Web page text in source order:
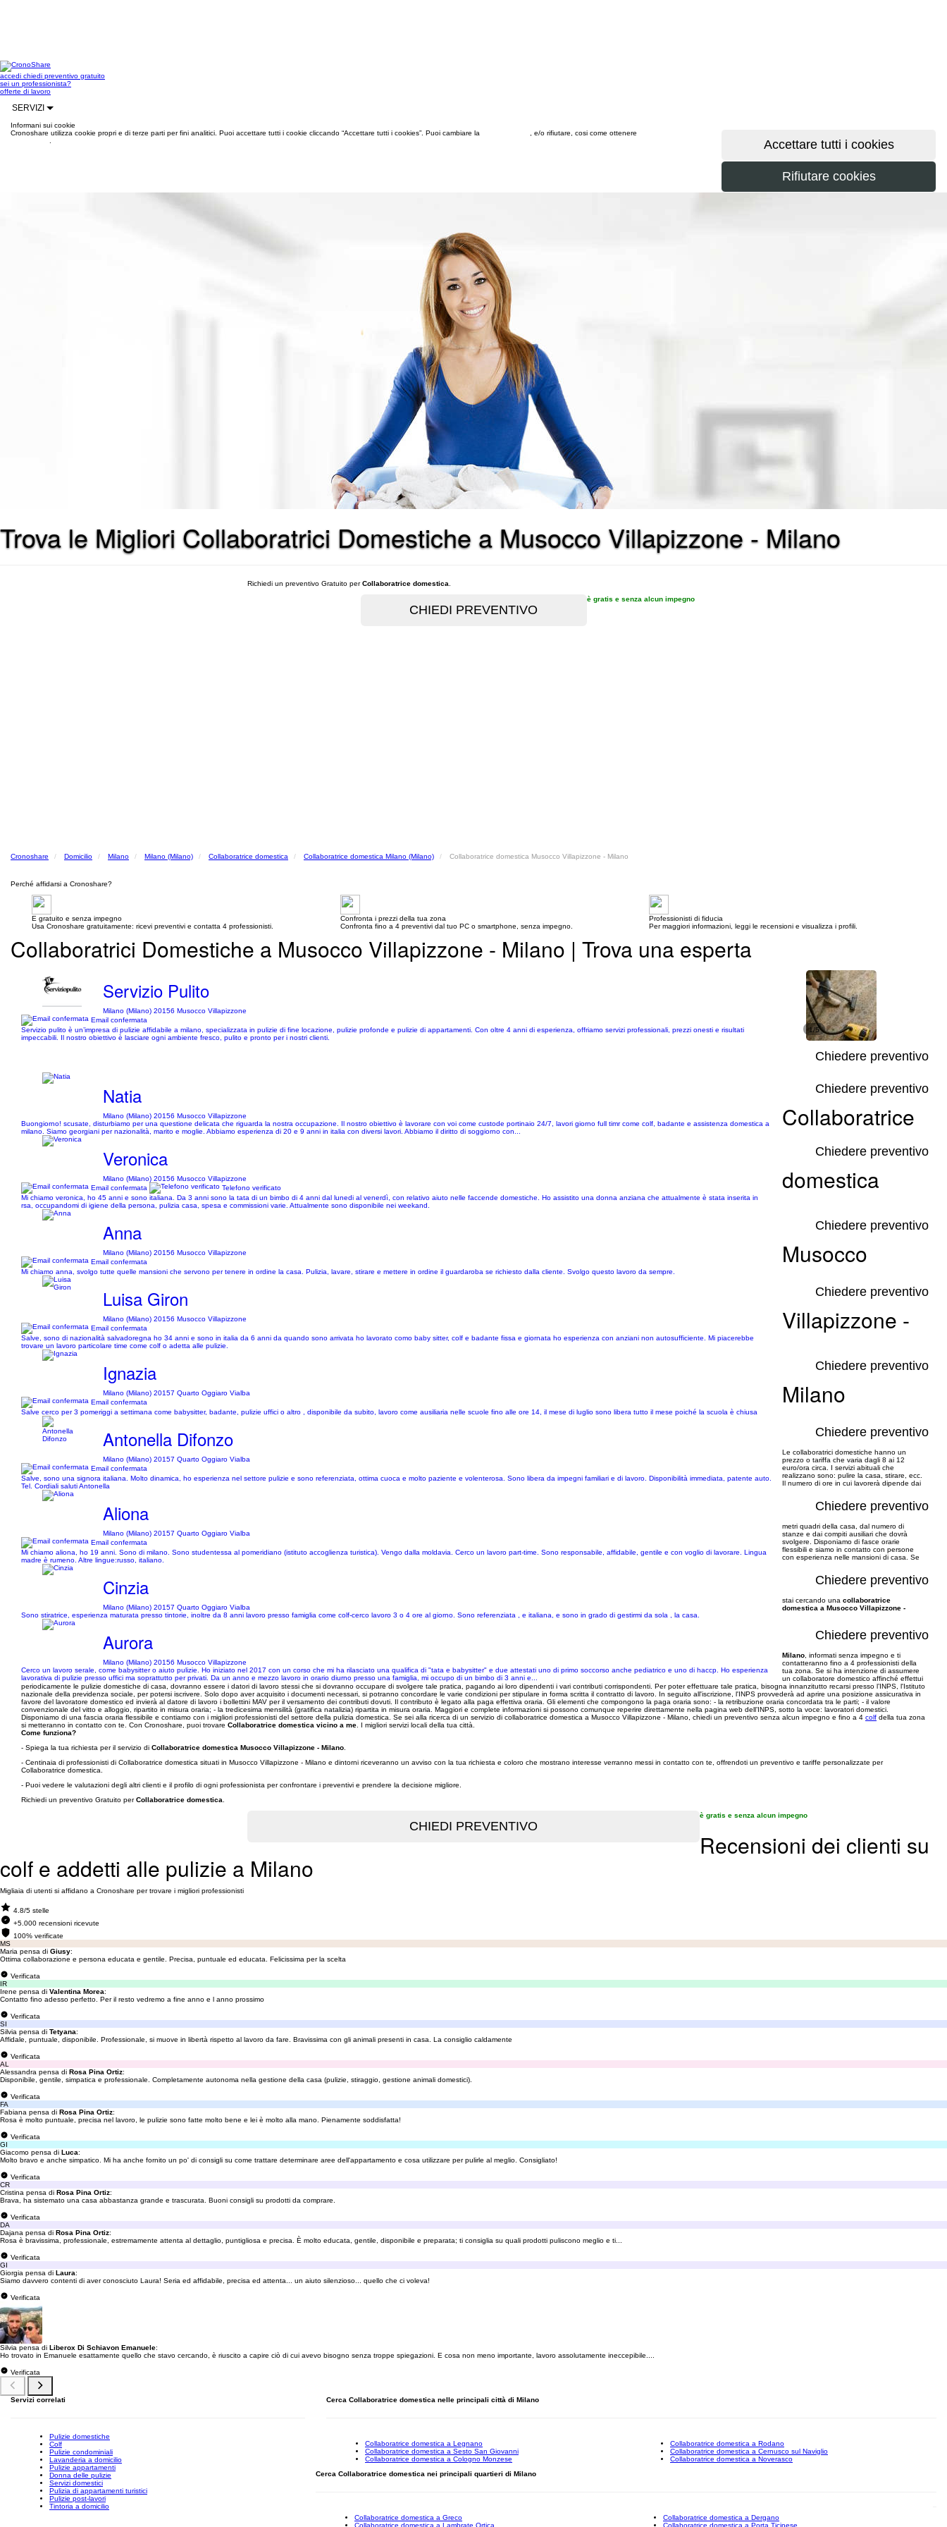
accedi chiedi preventivo gratuito
sei un professionista?
offerte di lavoro
SERVIZI
Informani sui cookie
Cronoshare utilizza cookie propri e di terze parti per fini analitici. Puoi accettare tutti i cookie cliccando “Accettare tutti i cookies”. Puoi cambiare la
, e/o rifiutare, cosi come ottenere
Trova le Migliori Collaboratrici Domestiche a Musocco Villapizzone - Milano
Richiedi un preventivo Gratuito perCollaboratrice domestica
è gratis e senza alcun impegno
Cronoshare Domicilio Milano Milano (Milano) Collaboratrice domestica Collaboratrice domestica Milano (Milano) Collaboratrice domestica Musocco Villapizzone - Milano
Perché affidarsi a Cronoshare?
E gratuito e senza impegno
Usa Cronoshare gratuitamente: ricevi preventivi e contatta 4 professionisti.
Confronta i prezzi della tua zona
Confronta fino a 4 preventivi dal tuo PC o smartphone, senza impegno.
Professionisti di fiducia
Per maggiori informazioni, leggi le recensioni e visualizza i profili.
Collaboratrici Domestiche a Musocco Villapizzone - Milano | Trova una esperta
Servizio Pulito
Milano (Milano) 20156 Musocco Villapizzone
Email confermata
Servizio pulito è un’impresa di pulizie affidabile a milano, specializzata in pulizie di fine locazione, pulizie profonde e pulizie di appartamenti. Con oltre 4 anni di esperienza, offriamo servizi professionali, prezzi onesti e risultati
impeccabili. Il nostro obiettivo è lasciare ogni ambiente fresco, pulito e pronto per i nostri clienti.
1/5
Chiedere preventivo
Natia
Milano (Milano) 20156 Musocco Villapizzone
Buongiorno! scusate, disturbiamo per una questione delicata che riguarda la nostra occupazione. Il nostro obiettivo è lavorare con voi come custode portinaio 24/7, lavori giorno full timr come colf, badante e assistenza domestica a
milano. Siamo georgiani per nazionalità, marito e moglie. Abbiamo esperienza di 20 e 9 anni in italia con diversi lavori. Abbiamo il diritto di soggiorno con...
Chiedere preventivo
Veronica
Milano (Milano) 20156 Musocco Villapizzone
Email confermata
Telefono verificato
Mi chiamo veronica, ho 45 anni e sono italiana. Da 3 anni sono la tata di un bimbo di 4 anni dal lunedi al venerdì, con relativo aiuto nelle faccende domestiche. Ho assistito una donna anziana che attualmente è stata inserita in
rsa, occupandomi di igiene della persona, pulizia casa, spesa e commissioni varie. Attualmente sono disponibile nei weekand.
Chiedere preventivo
Anna
Milano (Milano) 20156 Musocco Villapizzone
Email confermata
Mi chiamo anna, svolgo tutte quelle mansioni che servono per tenere in ordine la casa. Pulizia, lavare, stirare e mettere in ordine il guardaroba se richiesto dalla cliente. Svolgo questo lavoro da sempre.
Chiedere preventivo
Luisa Giron
Milano (Milano) 20156 Musocco Villapizzone
Email confermata
Salve, sono di nazionalità salvadoregna ho 34 anni e sono in italia da 6 anni da quando sono arrivata ho lavorato como baby sitter, colf e badante fissa e giornata ho esperienza con anziani non autosufficiente. Mi piacerebbe
trovare un lavoro particolare time come colf o adetta alle pulizie.
Chiedere preventivo
Ignazia
Milano (Milano) 20157 Quarto Oggiaro Vialba
Email confermata
Salve cerco per 3 pomeriggi a settimana come babysitter, badante, pulizie uffici o altro , disponibile da subito, lavoro come ausiliaria nelle scuole fino alle ore 14, il mese di luglio sono libera tutto il mese poiché la scuola è chiusa
Chiedere preventivo
Antonella Difonzo
Milano (Milano) 20157 Quarto Oggiaro Vialba
Email confermata
Salve, sono una signora italiana. Molto dinamica, ho esperienza nel settore pulizie e sono referenziata, ottima cuoca e molto paziente e volenterosa. Sono libera da impegni familiari e di lavoro. Disponibilità immediata, patente auto.
Tel. Cordiali saluti Antonella
Chiedere preventivo
Aliona
Milano (Milano) 20157 Quarto Oggiaro Vialba
Email confermata
Mi chiamo aliona, ho 19 anni. Sono di milano. Sono studentessa al pomeridiano (istituto accoglienza turistica). Vengo dalla moldavia. Cerco un lavoro part-time. Sono responsabile, affidabile, gentile e con voglio di lavorare. Lingua
madre è rumeno. Altre lingue:russo, italiano.
Chiedere preventivo
Cinzia
Milano (Milano) 20157 Quarto Oggiaro Vialba
Sono stiratrice, esperienza maturata presso tintorie, inoltre da 8 anni lavoro presso famiglia come colf-cerco lavoro 3 o 4 ore al giorno. Sono referenziata , e italiana, e sono in grado di gestirmi da sola , la casa.
Chiedere preventivo
Aurora
Milano (Milano) 20156 Musocco Villapizzone
Cerco un lavoro serale, come babysitter o aiuto pulizie. Ho iniziato nel 2017 con un corso che mi ha rilasciato una qualifica di "tata e babysitter" e due attestati uno di primo soccorso anche pediatrico e uno di haccp. Ho esperienza
lavorativa di pulizie presso uffici ma soprattutto per privati. Da un anno e mezzo lavoro in orario diurno presso una famiglia, mi occupo di un bimbo di 3 anni e...
Chiedere preventivo
Collaboratrice
domestica
Musocco
Villapizzone -
Milano
Le collaboratrici domestiche hanno un
prezzo o tariffa che varia dagli 8 ai 12
euro/ora circa. I servizi abituali che
realizzano sono: pulire la casa, stirare, ecc.
Il numero di ore in cui lavorerà dipende dai
metri quadri della casa, dal numero di
stanze e dai compiti ausiliari che dovrà
svolgere. Disponiamo di fasce orarie
flessibili e siamo in contatto con persone
con esperienza nelle mansioni di casa. Se
stai cercando una collaboratrice
domestica a Musocco Villapizzone -
Milano , informati senza impegno e ti
contatteranno fino a 4 professionisti della
tua zona. Se si ha intenzione di assumere
un collaboratore domestico affinché effettui
periodicamente le pulizie domestiche di casa, dovranno essere i datori di lavoro stessi che si dovranno occupare di svolgere tale pratica, pagando ai loro dipendenti i vari contributi corrispondenti. Per poter effettuare tale pratica, bisogna innanzitutto recarsi presso l’INPS, l'Istituto
nazionale della previdenza sociale, per potersi iscrivere. Solo dopo aver acquisito i documenti necessari, si potranno concordare le varie condizioni per stipulare in forma scritta il contratto di lavoro. In seguito all'iscrizione, l'INPS provvederà ad aprire una posizione assicurativa in
favore del lavoratore domestico ed invierà al datore di lavoro i bollettini MAV per il versamento dei contributi dovuti. Il contributo è legato alla paga effettiva oraria. Gli elementi che compongono la paga oraria sono: - la retribuzione oraria concordata tra le parti; - il valore
convenzionale del vitto e alloggio, ripartito in misura oraria; - la tredicesima mensilità (gratifica natalizia) ripartita in misura oraria. Maggiori e complete informazioni si possono comunque reperire direttamente nella pagina web dell’INPS, sotto la voce: lavoratori domestici.
Disponiamo di una fascia oraria flessibile e contiamo con i migliori professionisti del settore della pulizia domestica. Se sei alla ricerca di un servizio di collaboratrice domestica a Musocco Villapizzone - Milano, chiedi un preventivo senza alcun impegno e fino a 4 colf della tua zona
si metteranno in contatto con te. Con Cronoshare, puoi trovare Collaboratrice domestica vicino a me . I migliori servizi locali della tua città.
Come funziona?
- Spiega la tua richiesta per il servizio di Collaboratrice domestica Musocco Villapizzone - Milano
- Centinaia di professionisti di Collaboratrice domestica situati in Musocco Villapizzone - Milano e dintorni riceveranno un avviso con la tua richiesta e coloro che mostrano interesse verranno messi in contatto con te, offrendoti un preventivo e tariffe personalizzate per
Collaboratrice domestica.
- Puoi vedere le valutazioni degli altri clienti e il profilo di ogni professionista per confrontare i preventivi e prendere la decisione migliore.
Richiedi un preventivo Gratuito perCollaboratrice domestica
è gratis e senza alcun impegno
Recensioni dei clienti su
colf e addetti alle pulizie a Milano
Migliaia di utenti si affidano a Cronoshare per trovare i migliori professionisti
4.8/5 stelle
+5.000 recensioni ricevute
100% verificate
MS
Maria pensa di Giusy:
Ottima collaborazione e persona educata e gentile. Precisa, puntuale ed educata. Felicissima per la scelta
Verificata
IR
Irene pensa di Valentina Morea:
Contatto fino adesso perfetto. Per il resto vedremo a fine anno e l anno prossimo
Verificata
SI
Silvia pensa di Tetyana:
Affidale, puntuale, disponibile. Professionale, si muove in libertà rispetto al lavoro da fare. Bravissima con gli animali presenti in casa. La consiglio caldamente
Verificata
AL
Alessandra pensa di Rosa Pina Ortiz:
Disponibile, gentile, simpatica e professionale. Completamente autonoma nella gestione della casa (pulizie, stiraggio, gestione animali domestici).
Verificata
FA
Fabiana pensa di Rosa Pina Ortiz:
Rosa è molto puntuale, precisa nel lavoro, le pulizie sono fatte molto bene e lei è molto alla mano. Pienamente soddisfatta!
Verificata
GI
Giacomo pensa di Luca:
Molto bravo e anche simpatico. Mi ha anche fornito un po' di consigli su come trattare determinare aree dell'appartamento e cosa utilizzare per pulirle al meglio. Consigliato!
Verificata
CR
Cristina pensa di Rosa Pina Ortiz:
Brava, ha sistemato una casa abbastanza grande e trascurata. Buoni consigli su prodotti da comprare.
Verificata
DA
Dajana pensa di Rosa Pina Ortiz:
Rosa è bravissima, professionale, estremamente attenta al dettaglio, puntigliosa e precisa. È molto educata, gentile, disponibile e preparata; ti consiglia su quali prodotti puliscono meglio e ti...
Verificata
GI
Giorgia pensa di Laura:
Siamo davvero contenti di aver conosciuto Laura! Seria ed affidabile, precisa ed attenta... un aiuto silenzioso... quello che ci voleva!
Verificata
Silvia pensa di Liberox Di Schiavon Emanuele:
Ho trovato in Emanuele esattamente quello che stavo cercando, è riuscito a capire ciò di cui avevo bisogno senza troppe spiegazioni. E cosa non meno importante, lavoro assolutamente ineccepibile....
Verificata
Servizi correlati
Pulizie domestiche
Colf
Pulizie condominiali
Lavanderia a domicilio
Pulizie appartamenti
Donna delle pulizie
Servizi domestici
Pulizia di appartamenti turistici
Pulizie post-lavori
Tintoria a domicilio
Cerca Collaboratrice domestica nelle principali città di Milano
Collaboratrice domestica a Legnano
Collaboratrice domestica a Sesto San Giovanni
Collaboratrice domestica a Cologno Monzese
Collaboratrice domestica a Rodano
Collaboratrice domestica a Cernusco sul Naviglio
Collaboratrice domestica a Noverasco
Cerca Collaboratrice domestica nei principali quartieri di Milano
Collaboratrice domestica a Greco
Collaboratrice domestica a Lambrate Ortica
Collaboratrice domestica a Dergano
Collaboratrice domestica a Porta Ticinese